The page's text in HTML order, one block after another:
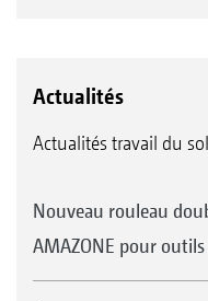
Actualités
Actualités travail du sol
Nouveau rouleau
AMAZONE pour